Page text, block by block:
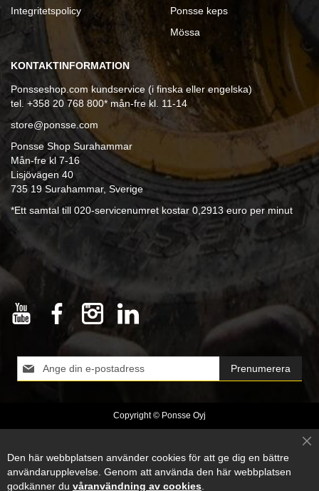
Integritetspolicy
Ponsse keps
Mössa
KONTAKTINFORMATION
Ponsseshop.com kundservice (i finska eller engelska)
tel. +358 20 768 800* mån-fre kl. 11-14
store@ponsse.com
Ponsse Shop Surahammar
Mån-fre kl 7-16
Lisjövägen 40
735 19 Surahammar, Sverige
*Ett samtal till 020-servicenumret kostar 0,2913 euro per minut
Registrera
Prenumerera
Copyright © Ponsse Oyj
Den här webbplatsen använder cookies för att ge dig en bättre
användarupplevelse. Genom att använda den här webbplatsen
godkänner du våranvändning av cookies